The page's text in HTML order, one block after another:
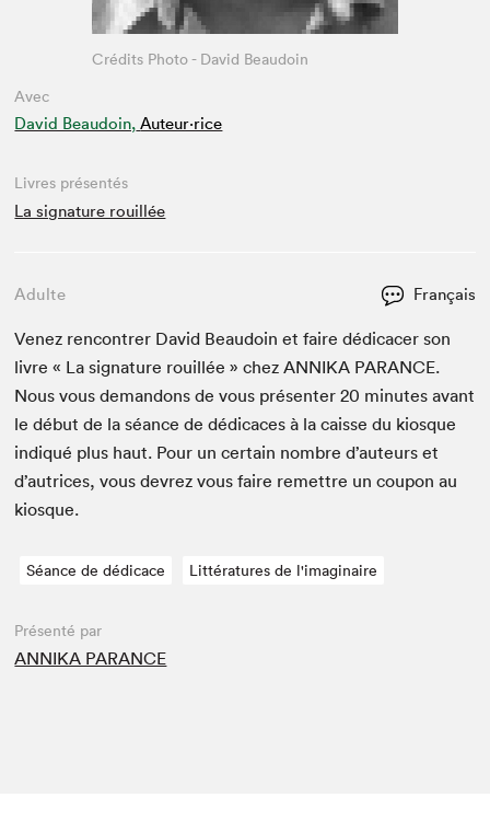
Avec
David Beaudoin, Auteur·rice
Crédits Photo - David Beaudoin
Livres présentés
La signature rouillée
Adulte Français
Venez ren­con­tr­er David Beau­doin et faire dédi­cac­er son
livre « La sig­na­ture rouil­lée » chezANNI­KA PARANCE.
Nous vous deman­dons de vous présen­ter20 min­utes avant
le début de la séance de dédi­caces à la caisse du kiosque
indiqué plus haut. Pour un cer­tain nom­bre d’auteurs et
d’autrices, vous devrez vous faire remet­tre un coupon au
kiosque.
Séance de dédicace Littératures de l'imaginaire
Présenté par
ANNIKA PARANCE